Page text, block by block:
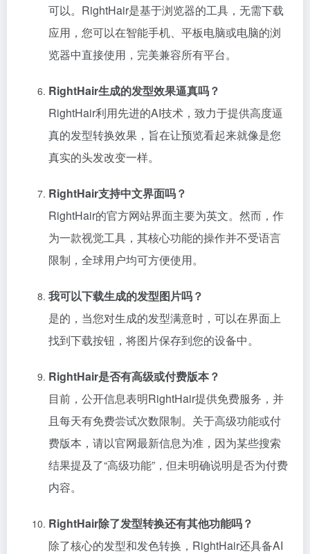
可以。RightHair是基于浏览器的工具，无需下载
应用，您可以在智能手机、平板电脑或电脑的浏
览器中直接使用，完美兼容所有平台。
RightHair生成的发型效果逼真吗？
RightHair利用先进的AI技术，致力于提供高度逼
真的发型转换效果，旨在让预览看起来就像是您
真实的头发改变一样。
RightHair支持中文界面吗？
RightHair的官方网站界面主要为英文。然而，作
为一款视觉工具，其核心功能的操作并不受语言
限制，全球用户均可方便使用。
我可以下载生成的发型图片吗？
是的，当您对生成的发型满意时，可以在界面上
找到下载按钮，将图片保存到您的设备中。
RightHair是否有高级或付费版本？
目前，公开信息表明RightHair提供免费服务，并
且每天有免费尝试次数限制。关于高级功能或付
费版本，请以官网最新信息为准，因为某些搜索
结果提及了“高级功能”，但未明确说明是否为付费
内容。
RightHair除了发型转换还有其他功能吗？
除了核心的发型和发色转换，RightHair还具备AI